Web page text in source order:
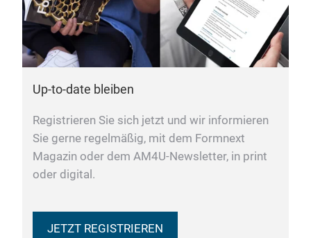
Up-to-date bleiben
Registrieren Sie sich jetzt und wir informieren
Sie gerne regelmäßig, mit dem Formnext
Magazin oder dem AM4U-Newsletter, in print
oder digital.
JETZT REGISTRIEREN